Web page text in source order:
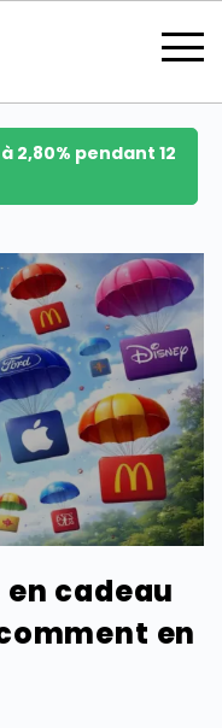
2,80% pendant 12
cadeau
en